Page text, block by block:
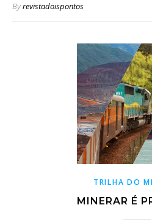
Byrevistadoispontos
TRILHA DO
MINERAR É